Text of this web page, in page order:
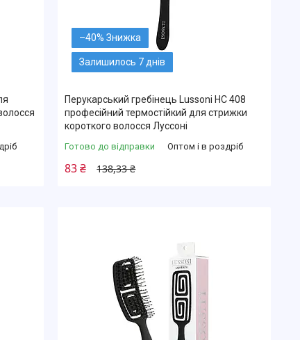
–40%
Залишилось 7 днів
Перукарський гребінець Lussoni HC 408
професійний термостійкий для стрижки
короткого волосся Луссоні
Готово до відправки Оптом і в роздріб
138,33 ₴
83 ₴